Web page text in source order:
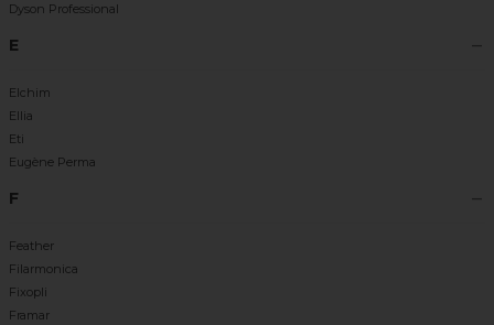
Dyson Professional
E
Elchim
Ellia
Eti
Eugène Perma
F
Feather
Filarmonica
Fixopli
Framar